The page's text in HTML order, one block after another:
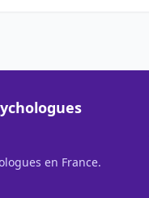
en France.